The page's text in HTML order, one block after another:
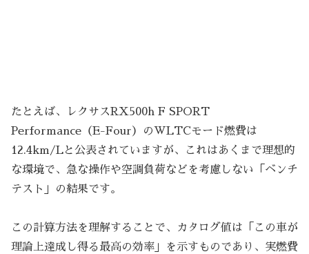
たとえば、レクサスRX500h F SPORT
Performance（E-Four）のWLTCモード燃費は
12.4km/Lと公表されていますが、これはあくまで理想的
な環境で、急な操作や空調負荷などを考慮しない「ベンチ
テスト」の結果です。
この計算方法を理解することで、カタログ値は「この車が
理論上達成し得る最高の効率」を示すものであり、実燃費